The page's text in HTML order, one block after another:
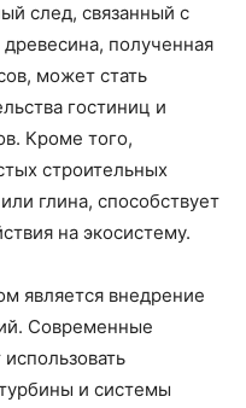
след, связанный с
полученная
может стать
гостиниц и
Кроме того,
строительных
глина, способствует
на экосистему.
является внедрение
Современные
и системы